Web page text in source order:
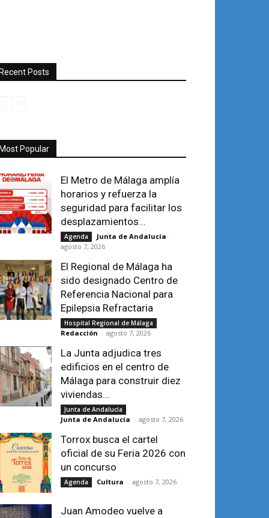
Posts
Popular
El Metro de Málaga amplía
horarios y refuerza la
seguridad para facilitar los
desplazamientos...
Agenda Junta de Andalucía -
agosto 7, 2026
El Regional de Málaga ha
sido designado Centro de
Referencia Nacional para
Epilepsia Refractaria
Hospital Regional de Málaga
Redacción - agosto 7, 2026
La Junta adjudica tres
edificios en el centro de
Málaga para construir diez
viviendas...
Junta de Andalucía
Junta de Andalucía - agosto 7, 2026
Torrox busca el cartel
oficial de su Feria 2026 con
un concurso
Agenda Cultura - agosto 7, 2026
Juan Amodeo vuelve a